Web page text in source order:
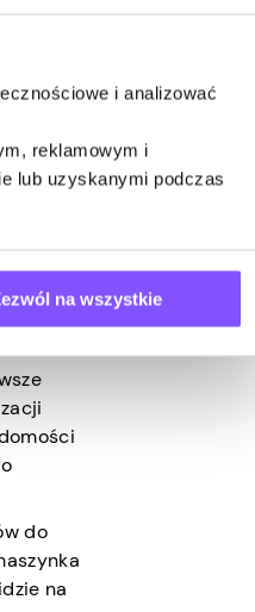
i analizować
reklamowym i
lub uzyskanymi podczas
na wszystkie
do
na